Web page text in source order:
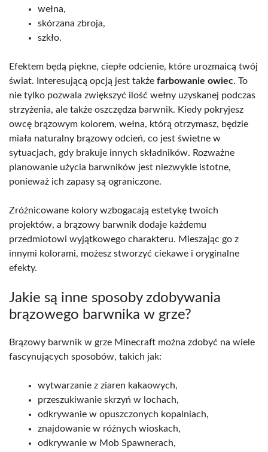
wełna,
skórzana zbroja,
szkło.
Efektem będą piękne, ciepłe odcienie, które urozmaicą twój
świat. Interesującą opcją jest także farbowanie owiec. To
nie tylko pozwala zwiększyć ilość wełny uzyskanej podczas
strzyżenia, ale także oszczędza barwnik. Kiedy pokryjesz
owcę brązowym kolorem, wełna, którą otrzymasz, będzie
miała naturalny brązowy odcień, co jest świetne w
sytuacjach, gdy brakuje innych składników. Rozważne
planowanie użycia barwników jest niezwykle istotne,
ponieważ ich zapasy są ograniczone.
Zróżnicowane kolory wzbogacają estetykę twoich
projektów, a brązowy barwnik dodaje każdemu
przedmiotowi wyjątkowego charakteru. Mieszając go z
innymi kolorami, możesz stworzyć ciekawe i oryginalne
efekty.
Jakie są inne sposoby zdobywania
brązowego barwnika w grze?
Brązowy barwnik w grze Minecraft można zdobyć na wiele
fascynujących sposobów, takich jak:
wytwarzanie z ziaren kakaowych,
przeszukiwanie skrzyń w lochach,
odkrywanie w opuszczonych kopalniach,
znajdowanie w różnych wioskach,
odkrywanie w Mob Spawnerach,